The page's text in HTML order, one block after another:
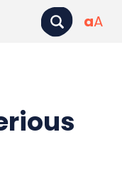
aA